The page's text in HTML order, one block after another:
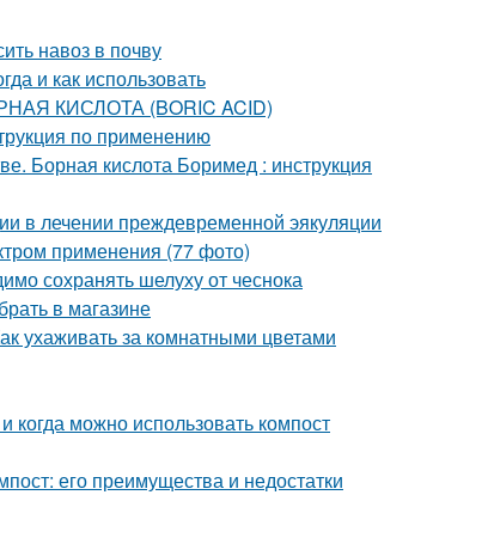
навоз в почву
и как использовать
КИСЛОТА (BORIC ACID)
по применению
Борная кислота Боримед : инструкция
в лечении преждевременной эякуляции
применения (77 фото)
сохранять шелуху от чеснока
в магазине
ухаживать за комнатными цветами
когда можно использовать компост
его преимущества и недостатки